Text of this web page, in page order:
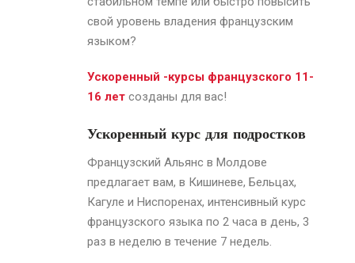
свой уровень владения французским
языком?
Ускоренный -курсы французского 11-
16 лет созданы для вас!
Ускоренный курс для подростков
Французский Альянс в Молдове
предлагает вам, в Кишиневе, Бельцах,
Кагуле и Ниспоренах, интенсивный курс
французского языка по 2 часа в день, 3
раз в неделю в течение 7 недель.